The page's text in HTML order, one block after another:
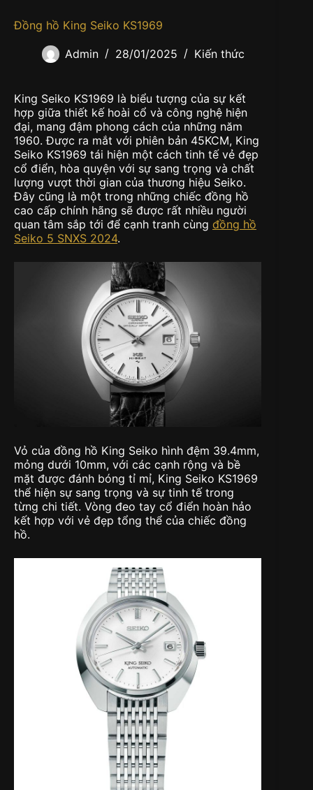
Đồng hồ King Seiko KS1969
Admin 28/01/2025 Kiến thức
King Seiko KS1969 là biểu tượng của sự kết
hợp giữa thiết kế hoài cổ và công nghệ hiện
đại, mang đậm phong cách của những năm
1960. Được ra mắt với phiên bản 45KCM, King
Seiko KS1969 tái hiện một cách tinh tế vẻ đẹp
cổ điển, hòa quyện với sự sang trọng và chất
lượng vượt thời gian của thương hiệu Seiko.
Đây cũng là một trong những chiếc đồng hồ
cao cấp chính hãng sẽ được rất nhiều người
quan tâm sắp tới để cạnh tranh cùng đồng hồ
Seiko 5 SNXS 2024.
Vỏ của đồng hồ King Seiko hình đệm 39.4mm,
mỏng dưới 10mm, với các cạnh rộng và bề
mặt được đánh bóng tỉ mỉ, King Seiko KS1969
thể hiện sự sang trọng và sự tinh tế trong
từng chi tiết. Vòng đeo tay cổ điển hoàn hảo
kết hợp với vẻ đẹp tổng thể của chiếc đồng
hồ.